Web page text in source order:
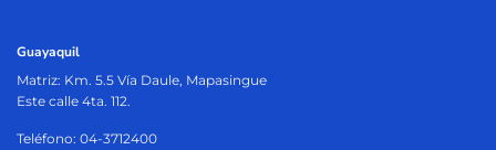
Guayaquil
Matriz: Km. 5.5 Vía Daule, Mapasingue
Este calle 4ta. 112.
Teléfono: 04-3712400